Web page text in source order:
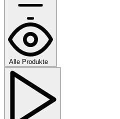
Alle Produkte